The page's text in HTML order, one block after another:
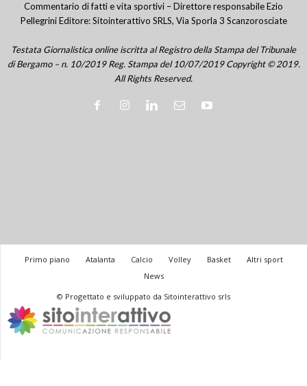
Commentario di fatti e vita sportivi – Direttore responsabile Ezio
Pellegrini Editore: Sitointerattivo SRLS, Via Sporla 3 Scanzorosciate
Testata Giornalistica online iscritta al Registro della Stampa del Tribunale
di Bergamo – n. 10/2019 Reg. Stampa del 10/07/2019 Copyright © 2019.
All Rights Reserved.
Primo piano Atalanta Calcio Volley Basket
Altri sport
News
© Progettato e sviluppato da Sitointerattivo srls